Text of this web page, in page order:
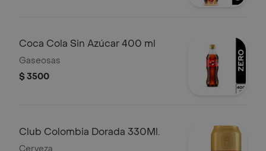
Coca Cola Sin Azúcar 400 ml
Gaseosas
$ 3500
Club Colombia Dorada 330Ml.